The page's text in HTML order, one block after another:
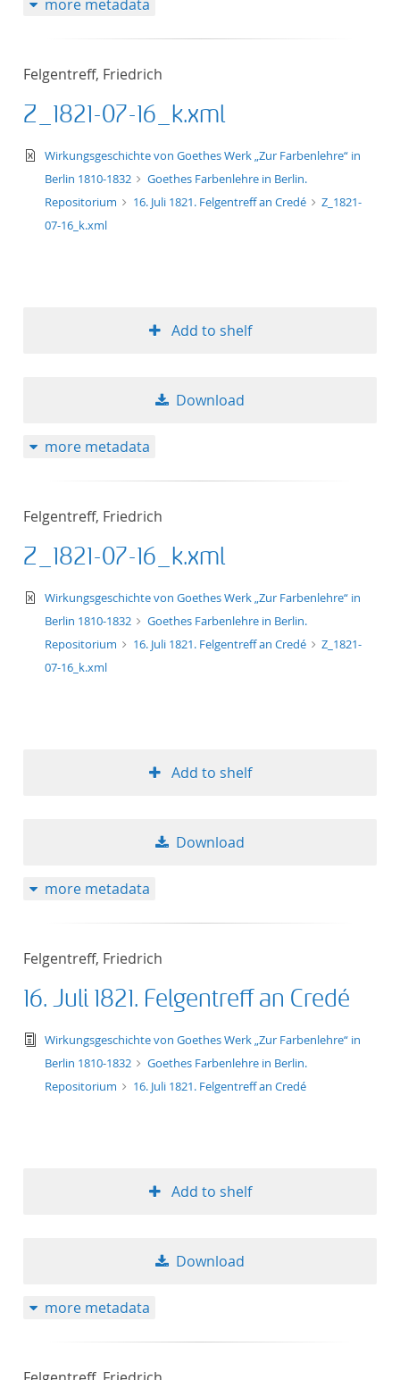
more metadata
Felgentreff, Friedrich
Z_1821-07-16_k.xml
text/xml
Wirkungsgeschichte von Goethes Werk „Zur Farbenlehre“ in
Berlin 1810-1832
Goethes Farbenlehre in Berlin.
Repositorium
16. Juli 1821. Felgentreff an Credé
Z_1821-
07-16_k.xml
Add to shelf
Download
more metadata
Felgentreff, Friedrich
Z_1821-07-16_k.xml
text/xml
Wirkungsgeschichte von Goethes Werk „Zur Farbenlehre“ in
Berlin 1810-1832
Goethes Farbenlehre in Berlin.
Repositorium
16. Juli 1821. Felgentreff an Credé
Z_1821-
07-16_k.xml
Add to shelf
Download
more metadata
Felgentreff, Friedrich
16. Juli 1821. Felgentreff an Credé
text/tg.edition+tg.aggregation+xml
Wirkungsgeschichte von Goethes Werk „Zur Farbenlehre“ in
Berlin 1810-1832
Goethes Farbenlehre in Berlin.
Repositorium
16. Juli 1821. Felgentreff an Credé
Add to shelf
Download
more metadata